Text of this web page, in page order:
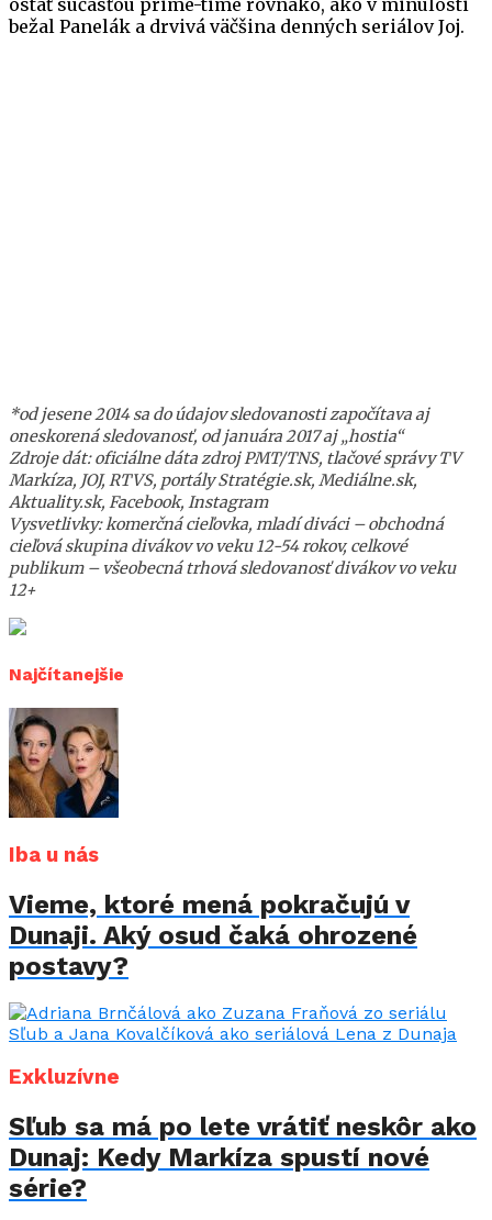
ostať súčasťou prime-time rovnako, ako v minulosti
bežal Panelák a drvivá väčšina denných seriálov Joj.
*od jesene 2014 sa do údajov sledovanosti započítava aj
oneskorená sledovanosť, od januára 2017 aj „hostia“
Zdroje dát: oficiálne dáta zdroj PMT/TNS, tlačové správy TV
Markíza, JOJ, RTVS, portály Stratégie.sk, Mediálne.sk,
Aktuality.sk, Facebook, Instagram
Vysvetlivky: komerčná cieľovka, mladí diváci – obchodná
cieľová skupina divákov vo veku 12-54 rokov, celkové
publikum – všeobecná trhová sledovanosť divákov vo veku
12+
Najčítanejšie
Iba u nás
Vieme, ktoré mená pokračujú v
Dunaji. Aký osud čaká ohrozené
postavy?
Exkluzívne
Sľub sa má po lete vrátiť neskôr ako
Dunaj: Kedy Markíza spustí nové
série?